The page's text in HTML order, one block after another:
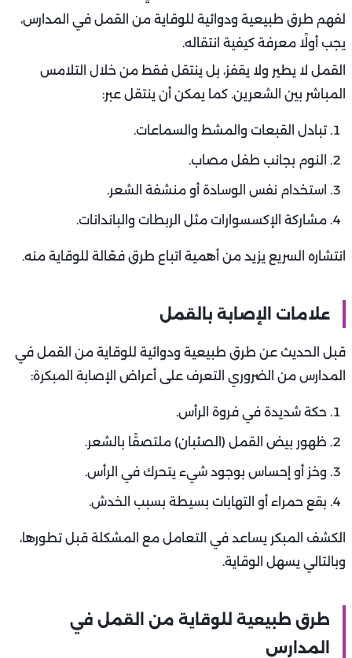
لفهم طرق طبيعية ودوائية للوقاية من القمل في المدارس،
يجب أولًا معرفة كيفية انتقاله.
القمل لا يطير ولا يقفز، بل ينتقل فقط من خلال التلامس
المباشر بين الشعرين. كما يمكن أن ينتقل عبر:
تبادل القبعات والمشط والسماعات.
النوم بجانب طفل مصاب.
استخدام نفس الوسادة أو منشفة الشعر.
مشاركة الإكسسوارات مثل الربطات والباندانات.
انتشاره السريع يزيد من أهمية اتباع طرق فعّالة للوقاية منه.
علامات الإصابة بالقمل
قبل الحديث عن طرق طبيعية ودوائية للوقاية من القمل في
المدارس من الضروري التعرف على أعراض الإصابة المبكرة:
حكة شديدة في فروة الرأس.
ظهور بيض القمل (الصئبان) ملتصقًا بالشعر.
وخز أو إحساس بوجود شيء يتحرك في الرأس.
بقع حمراء أو التهابات بسيطة بسبب الخدش.
الكشف المبكر يساعد في التعامل مع المشكلة قبل تطورها،
وبالتالي يسهل الوقاية.
طرق طبيعية للوقاية من القمل في
المدارس